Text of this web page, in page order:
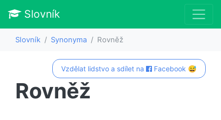
Slovník
Slovník Synonyma Rovněž
Vzdělat lidstvo a sdílet na Facebook 😅
Rovněž